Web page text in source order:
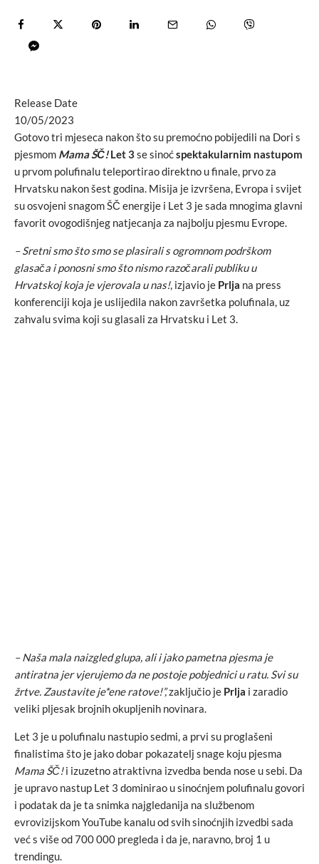
Release Date
10/05/2023
Gotovo tri mjeseca nakon što su premoćno pobijedili na Dori s
pjesmom Mama ŠČ! Let 3se sinoćspektakularnim nastupom
u prvom polufinalu teleportirao direktno u finale, prvo za
Hrvatsku nakon šest godina. Misija je izvršena, Evropa i svijet
su osvojeni snagom ŠČ energije i Let 3 je sada mnogima glavni
favorit ovogodišnjeg natjecanja za najbolju pjesmu Evrope.
– Sretni smo što smo se plasirali s ogromnom podrškom
glasača i ponosni smo što nismo razočarali publiku u
Hrvatskoj koja je vjerovala u nas!, izjavio je Prlja na press
konferenciji koja je uslijedila nakon završetka polufinala, uz
zahvalu svima koji su glasali za Hrvatsku i Let 3.
– Naša mala naizgled glupa, ali i jako pametna pjesma je
antiratna jer vjerujemo da ne postoje pobjednici u ratu. Svi su
žrtve. Zaustavite je*ene ratove!”,zaključio je Prlja i zaradio
veliki pljesak brojnih okupljenih novinara.
Let 3 je u polufinalu nastupio sedmi, a prvi su proglašeni
finalistima što je jako dobar pokazatelj snage koju pjesma
Mama ŠČ!i izuzetno atraktivna izvedba benda nose u sebi. Da
je upravo nastup Let 3 dominirao u sinoćnjem polufinalu govori
i podatak da je ta snimka najgledanija na službenom
evrovizijskom YouTube kanalu od svih sinoćnjih izvedbi sada
već s više od 700 000 pregleda i da je, naravno, broj 1 u
trendingu.